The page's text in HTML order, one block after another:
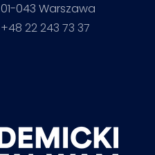
01-043 Warszawa
+48 22 243 73 37